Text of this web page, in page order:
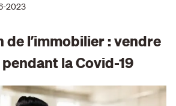
2023
lʼimmobilier : vendre
la Covid-19